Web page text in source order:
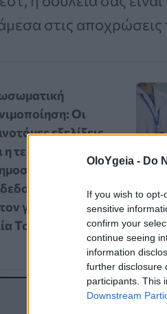
OloYgeia - Do
If you wish to
sensitive
confirm your
continue seeing
information
further disclosure
participants. This
Downstream
στις αποχρώσεις
Οι
εξελίξεις
η τεχνητή
αλλάζουν
– Vidcast
γυναικολόγο
Τσάκο